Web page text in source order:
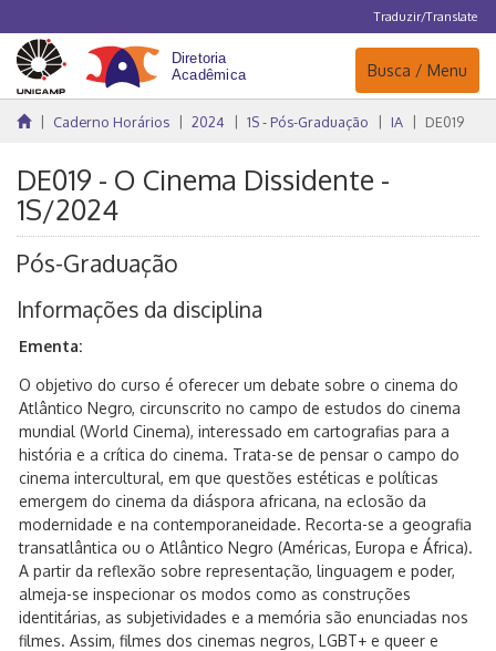
Traduzir/Translate
Navegação
Busca / Menu
Caderno Horários 2024 1S - Pós-Graduação IA DE019
DE019 - O Cinema Dissidente -
1S/2024
Pós-Graduação
Informações da disciplina
Ementa:
O objetivo do curso é oferecer um debate sobre o cinema do
Atlântico Negro, circunscrito no campo de estudos do cinema
mundial (World Cinema), interessado em cartografias para a
história e a crítica do cinema. Trata-se de pensar o campo do
cinema intercultural, em que questões estéticas e políticas
emergem do cinema da diáspora africana, na eclosão da
modernidade e na contemporaneidade. Recorta-se a geografia
transatlântica ou o Atlântico Negro (Américas, Europa e África).
A partir da reflexão sobre representação, linguagem e poder,
almeja-se inspecionar os modos como as construções
identitárias, as subjetividades e a memória são enunciadas nos
filmes. Assim, filmes dos cinemas negros, LGBT+ e queer e